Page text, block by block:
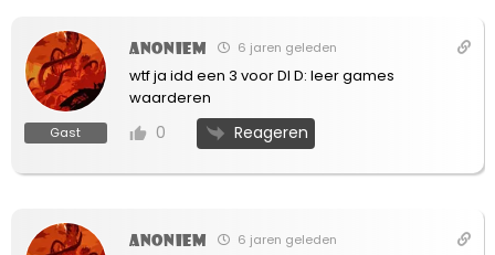
Gast
Anoniem 6 jaren geleden
wtf ja idd een 3 voor DI D: leer games
waarderen
0 Reageren
Anoniem 6 jaren geleden